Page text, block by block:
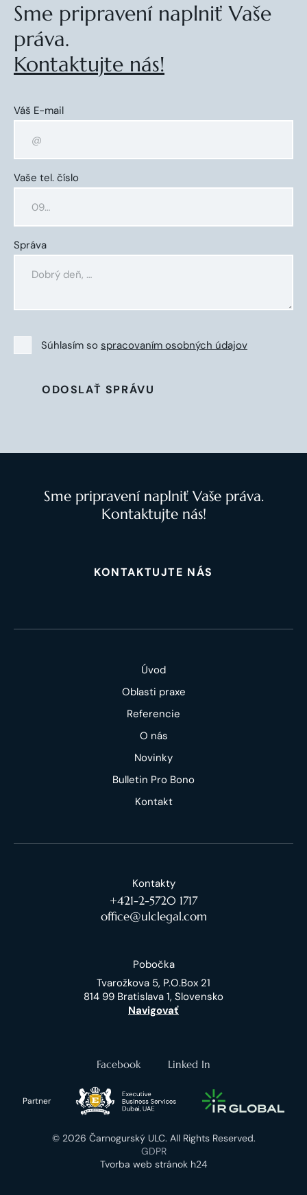
Sme pripravení naplniť Vaše
práva.
Kontaktujte nás!
Váš E-mail
Vaše tel. číslo
Správa
Súhlasím so spracovaním osobných údajov
ODOSLAŤ SPRÁVU
Sme pripravení naplniť Vaše práva.
Kontaktujte nás!
KONTAKTUJTE NÁS
Úvod
Oblasti praxe
Referencie
O nás
Novinky
Bulletin Pro Bono
Kontakt
Kontakty
+421-2-5720 1717
office@ulclegal.com
Pobočka
Tvarožkova 5, P.O.Box 21
814 99 Bratislava 1, Slovensko
Navigovať
Facebook Linked In
Partner
© 2026 Čarnogurský ULC. All Rights Reserved.
GDPR
Tvorba web stránok h24